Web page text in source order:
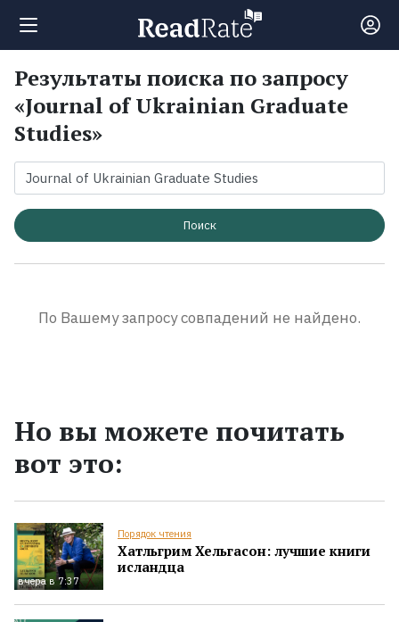
Поиск
Новости
Рейтинги
Экранизации
Результаты поиска по запросу
«Journal of Ukrainian Graduate
Studies»
Поиск
По Вашему запросу совпадений не найдено.
Но вы можете почитать
вот это:
вчера в 7:37
Порядок чтения
Хатльгрим Хельгасон: лучшие книги
исландца